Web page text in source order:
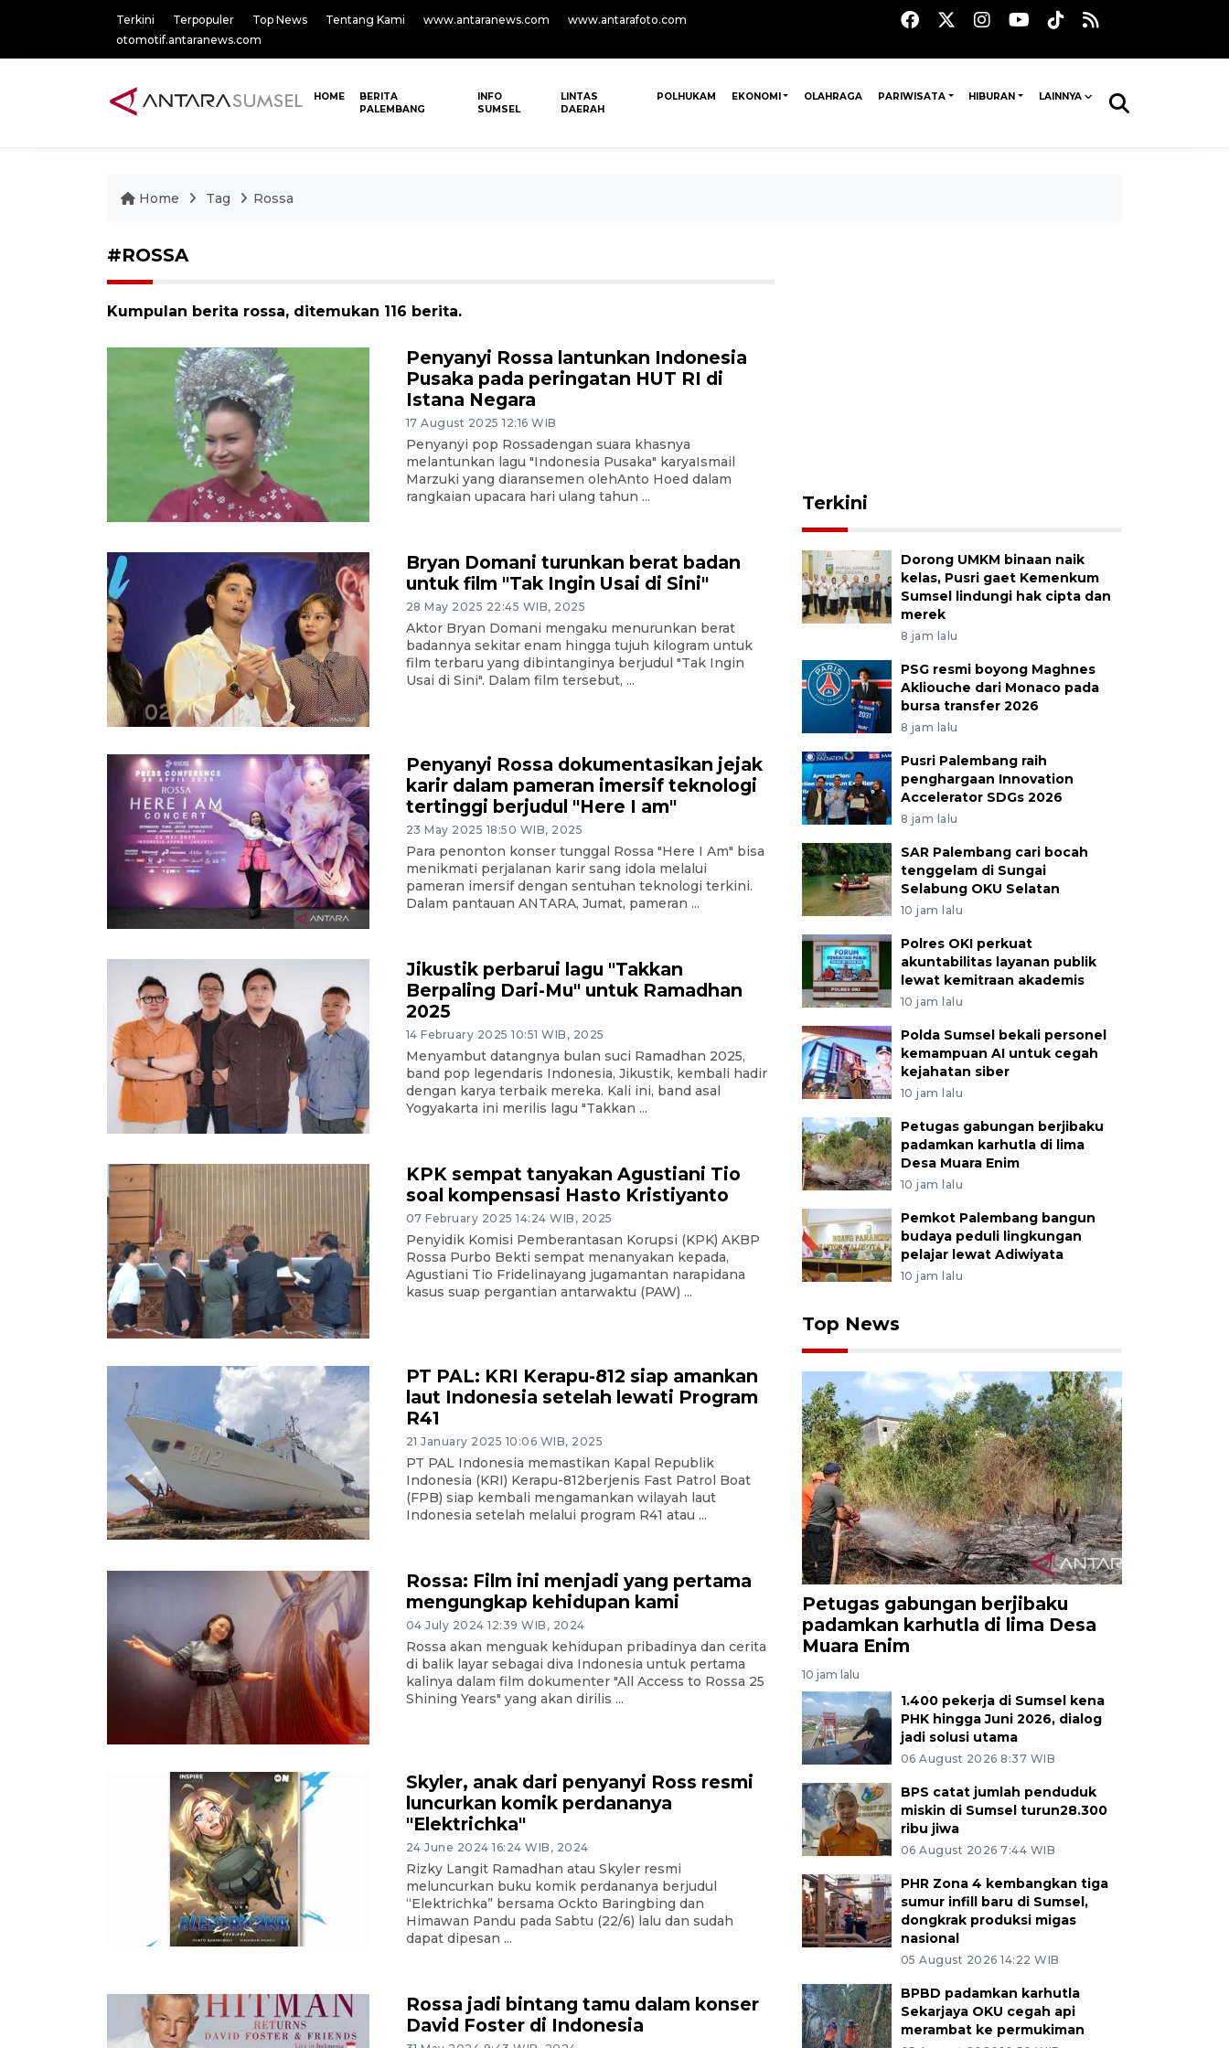
Terkini Terpopuler Top News Tentang Kami www.antaranews.com
www.antarafoto.com
otomotif.antaranews.com
HOME
BERITA
PALEMBANG
INFO
SUMSEL
LINTAS
DAERAH
POLHUKAM EKONOMI OLAHRAGA PARIWISATA HIBURAN LAINNYA
Home Tag Rossa
#ROSSA
Kumpulan berita rossa, ditemukan 116 berita.
Penyanyi Rossa lantunkan Indonesia
Pusaka pada peringatan HUT RI di
Istana Negara
17 August 2025 12:16 WIB
Penyanyi pop Rossadengan suara khasnya
melantunkan lagu "Indonesia Pusaka" karyaIsmail
Marzuki yang diaransemen olehAnto Hoed dalam
rangkaian upacara hari ulang tahun ...
Bryan Domani turunkan berat badan
untuk film "Tak Ingin Usai di Sini"
28 May 2025 22:45 WIB, 2025
Aktor Bryan Domani mengaku menurunkan berat
badannya sekitar enam hingga tujuh kilogram untuk
film terbaru yang dibintanginya berjudul "Tak Ingin
Usai di Sini". Dalam film tersebut, ...
Penyanyi Rossa dokumentasikan jejak
karir dalam pameran imersif teknologi
tertinggi berjudul "Here I am"
23 May 2025 18:50 WIB, 2025
Para penonton konser tunggal Rossa "Here I Am" bisa
menikmati perjalanan karir sang idola melalui
pameran imersif dengan sentuhan teknologi terkini.
Dalam pantauan ANTARA, Jumat, pameran ...
Jikustik perbarui lagu "Takkan
Berpaling Dari-Mu" untuk Ramadhan
2025
14 February 2025 10:51 WIB, 2025
Menyambut datangnya bulan suci Ramadhan 2025,
band pop legendaris Indonesia, Jikustik, kembali hadir
dengan karya terbaik mereka. Kali ini, band asal
Yogyakarta ini merilis lagu "Takkan ...
KPK sempat tanyakan Agustiani Tio
soal kompensasi Hasto Kristiyanto
07 February 2025 14:24 WIB, 2025
Penyidik Komisi Pemberantasan Korupsi (KPK) AKBP
Rossa Purbo Bekti sempat menanyakan kepada,
Agustiani Tio Fridelinayang jugamantan narapidana
kasus suap pergantian antarwaktu (PAW) ...
PT PAL: KRI Kerapu-812 siap amankan
laut Indonesia setelah lewati Program
R41
21 January 2025 10:06 WIB, 2025
PT PAL Indonesia memastikan Kapal Republik
Indonesia (KRI) Kerapu-812berjenis Fast Patrol Boat
(FPB) siap kembali mengamankan wilayah laut
Indonesia setelah melalui program R41 atau ...
Rossa: Film ini menjadi yang pertama
mengungkap kehidupan kami
04 July 2024 12:39 WIB, 2024
Rossa akan menguak kehidupan pribadinya dan cerita
di balik layar sebagai diva Indonesia untuk pertama
kalinya dalam film dokumenter "All Access to Rossa 25
Shining Years" yang akan dirilis ...
Skyler, anak dari penyanyi Ross resmi
luncurkan komik perdananya
"Elektrichka"
24 June 2024 16:24 WIB, 2024
Rizky Langit Ramadhan atau Skyler resmi
meluncurkan buku komik perdananya berjudul
“Elektrichka” bersama Ockto Baringbing dan
Himawan Pandu pada Sabtu (22/6) lalu dan sudah
dapat dipesan ...
Rossa jadi bintang tamu dalam konser
David Foster di Indonesia
Terkini
Dorong UMKM binaan naik
kelas, Pusri gaet Kemenkum
Sumsel lindungi hak cipta dan
merek
8 jam lalu
PSG resmi boyong Maghnes
Akliouche dari Monaco pada
bursa transfer 2026
8 jam lalu
Pusri Palembang raih
penghargaan Innovation
Accelerator SDGs 2026
8 jam lalu
SAR Palembang cari bocah
tenggelam di Sungai
Selabung OKU Selatan
10 jam lalu
Polres OKI perkuat
akuntabilitas layanan publik
lewat kemitraan akademis
10 jam lalu
Polda Sumsel bekali personel
kemampuan AI untuk cegah
kejahatan siber
10 jam lalu
Petugas gabungan berjibaku
padamkan karhutla di lima
Desa Muara Enim
10 jam lalu
Pemkot Palembang bangun
budaya peduli lingkungan
pelajar lewat Adiwiyata
10 jam lalu
Top News
Petugas gabungan berjibaku
padamkan karhutla di lima Desa
Muara Enim
10 jam lalu
1.400 pekerja di Sumsel kena
PHK hingga Juni 2026, dialog
jadi solusi utama
06 August 2026 8:37 WIB
BPS catat jumlah penduduk
miskin di Sumsel turun28.300
ribu jiwa
06 August 2026 7:44 WIB
PHR Zona 4 kembangkan tiga
sumur infill baru di Sumsel,
dongkrak produksi migas
nasional
05 August 2026 14:22 WIB
BPBD padamkan karhutla
Sekarjaya OKU cegah api
merambat ke permukiman